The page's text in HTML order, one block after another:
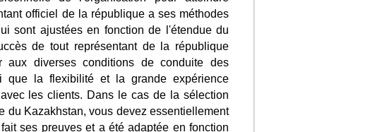
officiel de la république a ses méthodes
sont ajustées en fonction de l'étendue du
de tout représentant de la république
diverses conditions de conduite des
que la flexibilité et la grande expérience
les clients. Dans le cas de la sélection
du Kazakhstan, vous devez essentiellement
ses preuves et a été adaptée en fonction